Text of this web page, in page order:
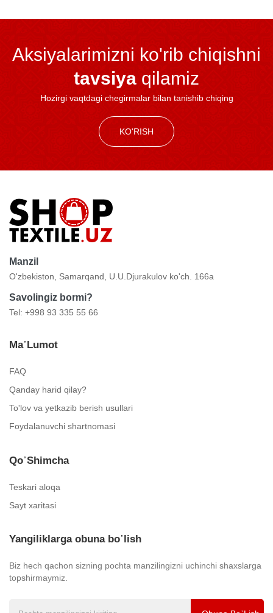
Aksiyalarimizni ko'rib chiqishni
tavsiya qilamiz
Hozirgi vaqtdagi chegirmalar bilan tanishib chiqing
KO'RISH
Manzil
O'zbekiston, Samarqand, U.U.Djurakulov ko'ch. 166a
Savolingiz bormi?
Tel: +998 93 335 55 66
Ma᾿lumot
FAQ
Qanday harid qilay?
To'lov va yetkazib berish usullari
Foydalanuvchi shartnomasi
Qo᾿shimcha
Teskari aloqa
Sayt xaritasi
Yangiliklarga obuna bo᾿lish
Biz hech qachon sizning pochta manzilingizni uchinchi shaxslarga
topshirmaymiz.